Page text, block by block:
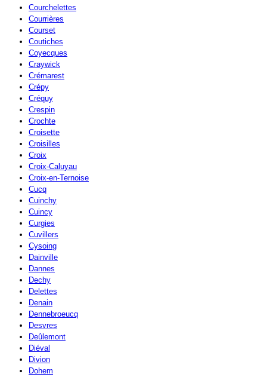
Courchelettes
Courrières
Courset
Coutiches
Coyecques
Craywick
Crémarest
Crépy
Créquy
Crespin
Crochte
Croisette
Croisilles
Croix
Croix-Caluyau
Croix-en-Ternoise
Cucq
Cuinchy
Cuincy
Curgies
Cuvillers
Cysoing
Dainville
Dannes
Dechy
Delettes
Denain
Dennebroeucq
Desvres
Deûlemont
Diéval
Divion
Dohem